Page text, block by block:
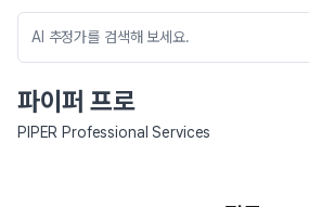
파이퍼 프로
PIPER Professional Services